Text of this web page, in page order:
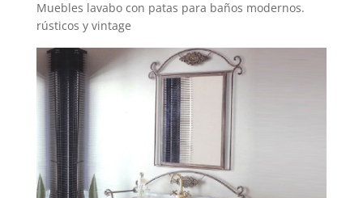
Muebles lavabo con patas para baños modernos.
rústicos y vintage